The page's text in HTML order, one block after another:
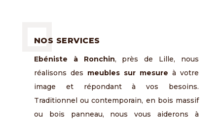
NOS SERVICES
Ebéniste à Ronchin, près de Lille, nous
réalisons des meubles sur mesure à votre
image et répondant à vos besoins.
Traditionnel ou contemporain, en bois massif
ou bois panneau, nous vous aiderons à